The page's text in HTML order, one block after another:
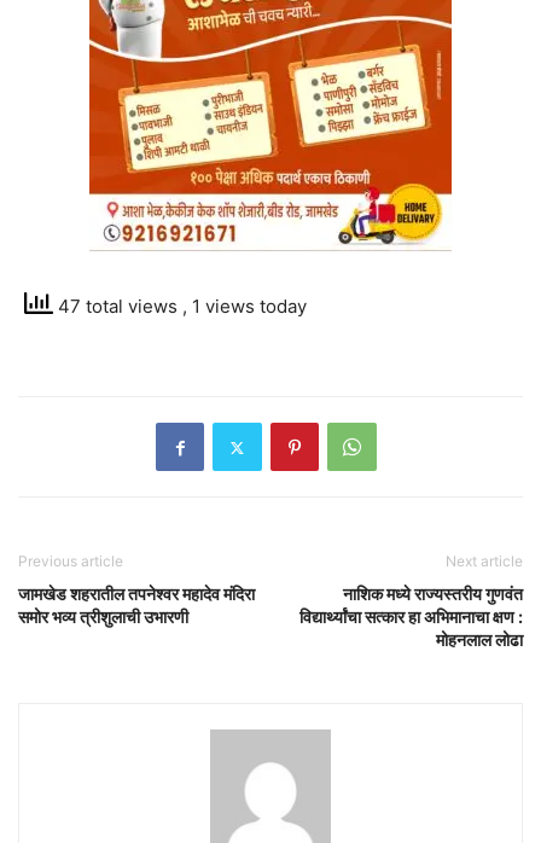
47 total views , 1 views today
Previous article
जामखेड शहरातील तपनेश्वर महादेव मंदिरा
समोर भव्य त्रीशुलाची उभारणी
Next article
नाशिक मध्ये राज्यस्तरीय गुणवंत
विद्यार्थ्यांचा सत्कार हा अभिमानाचा क्षण :
मोहनलाल लोढा